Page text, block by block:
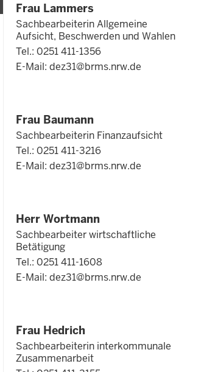
Frau Lammers
Sachbearbeiterin Allgemeine
Aufsicht, Beschwerden und Wahlen
Tel.: 0251 411-1356
E-Mail: dez31@brms.nrw.de
Frau Baumann
Sachbearbeiterin Finanzaufsicht
Tel.: 0251 411-3216
E-Mail: dez31@brms.nrw.de
Herr Wortmann
Sachbearbeiter wirtschaftliche
Betätigung
Tel.: 0251 411-1608
E-Mail: dez31@brms.nrw.de
Frau Hedrich
Sachbearbeiterin interkommunale
Zusammenarbeit